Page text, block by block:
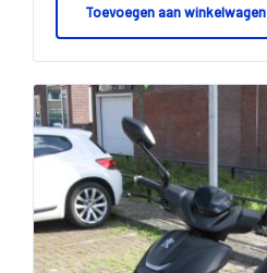
Toevoegen aan winkelwagen